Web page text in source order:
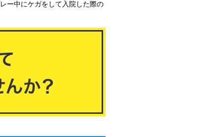
ー中にケガをして入院した際の